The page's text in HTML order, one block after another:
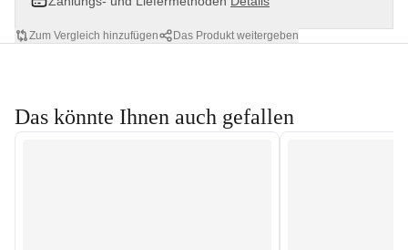
Zum Vergleich hinzufügen Das Produkt weitergeben
Das könnte Ihnen auch gefallen